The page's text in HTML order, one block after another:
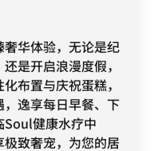
华体验，无论是纪
是开启浪漫度假，
布置与庆祝蛋糕，
逸享每日早餐、下
Soul健康水疗中
致奢宠，为您的居